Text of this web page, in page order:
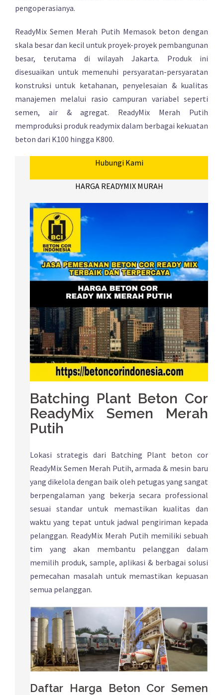
pengoperasianya.
ReadyMix Semen Merah Putih Memasok beton dengan
skala besar dan kecil untuk proyek-proyek pembangunan
besar, terutama di wilayah Jakarta. Produk ini
disesuaikan untuk memenuhi persyaratan-persyaratan
konstruksi untuk ketahanan, penyelesaian & kualitas
manajemen melalui rasio campuran variabel seperti
semen, air & agregat. ReadyMix Merah Putih
memproduksi produk readymix dalam berbagai kekuatan
beton dari K100 hingga K800.
Hubungi Kami
HARGA READYMIX MURAH
Batching Plant Beton Cor
ReadyMix Semen Merah
Putih
Lokasi strategis dari Batching Plant beton cor
ReadyMix Semen Merah Putih, armada & mesin baru
yang dikelola dengan baik oleh petugas yang sangat
berpengalaman yang bekerja secara professional
sesuai standar untuk memastikan kualitas dan
waktu yang tepat untuk jadwal pengiriman kepada
pelanggan. ReadyMix Merah Putih memiliki sebuah
tim yang akan membantu pelanggan dalam
memilih produk, sample, aplikasi & berbagai solusi
pemecahan masalah untuk memastikan kepuasan
semua pelanggan.
Daftar Harga Beton Cor Semen